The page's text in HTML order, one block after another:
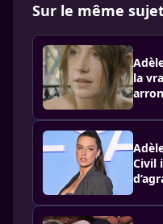
Sur le même
la
Civil